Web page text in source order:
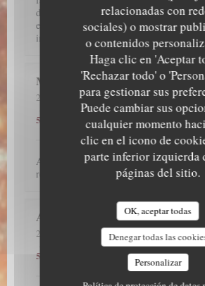
relacionadas con
sociales) o mostrar
o contenidos
Haga clic en 'Aceptar
'Rechazar todo' o
para gestionar sus
Puede cambiar sus
cualquier momento
clic en el icono de
parte inferior izquierda
páginas del sitio.
OK, aceptar todas
Denegar todas las
Personalizar
déçu !!! J'ai hâte d'y retourner !! Par
en ligne. L'accueil et le service de
impeccable !!
Megane A
2026-07-28- 19:30 - Invitados 2
5/5 Ambiente:5/5 Menú:5/5
5
Accueil souriant. Service parfait. Plats
recommande vivement.
Atsuko
2026-07-24
- 19:00 - Invitados 2
Ambiente:5/5 Menú:5/5
5